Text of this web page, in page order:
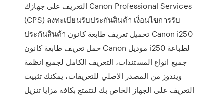
التعريف على جهازك Canon Professional Services
(CPS) ลงทะเบียนรับประกันสินค้า เงื่อนไขการรับ
ประกันสินค้า تحميل تعريف طابعة كانون Canon i250
حمل تعريف طابعة كانون Canon موديل i250 لطباعة
جميع انواع المستندات، التعريف الكامل لجميع انظمة
ويندوز من المصدر الاصلي للتعريفات، يمكنك تثبيت
التعريف على الجهاز الخاص بك لتتمتع بكافه مزايا تنزيل